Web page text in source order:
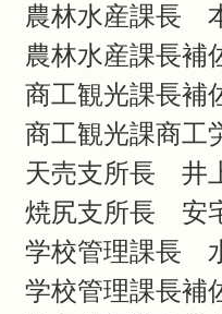
農林水産課長
農林水産課長
商工観光課長
商工観光課商
天売支所長
焼尻支所長
学校管理課長
学校管理課長